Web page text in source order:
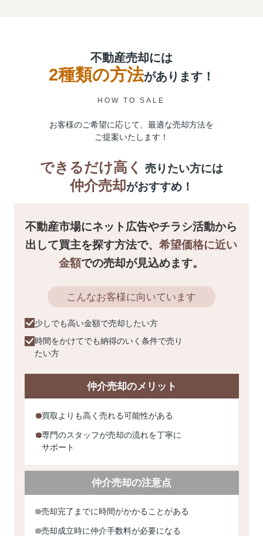
不動産売却には
2種類の方法があります！
HOW TO SALE
お客様のご希望に応じて、最適な売却方法を
ご提案いたします！
できるだけ高く 売りたい方には
仲介売却がおすすめ！
不動産市場にネット広告やチラシ活動から
出して買主を探す方法で、希望価格に近い
金額での売却が見込めます。
こんなお客様に向いています
少しでも高い金額で売却したい方
時間をかけてでも納得のいく条件で売り
たい方
仲介売却のメリット
買取よりも高く売れる可能性がある
専門のスタッフが売却の流れを丁寧に
サポート
仲介売却の注意点
売却完了までに時間がかかることがある
売却成立時に仲介手数料が必要になる